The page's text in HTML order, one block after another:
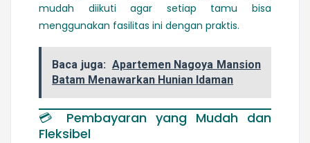
mudah diikuti agar setiap tamu bisa
menggunakan fasilitas ini dengan praktis.
Baca juga: Apartemen Nagoya Mansion
Batam Menawarkan Hunian Idaman
💳 Pembayaran yang Mudah dan
Fleksibel